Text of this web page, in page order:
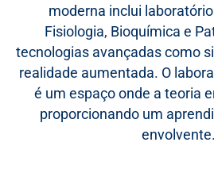
moderna inclui
Fisiologia, Bioquímica e
tecnologias avançadas como
realidade aumentada. O
é um espaço onde a teoria
proporcionando um
envolvente.